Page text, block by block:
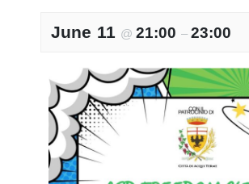
June 11 @21:00 – 23:00